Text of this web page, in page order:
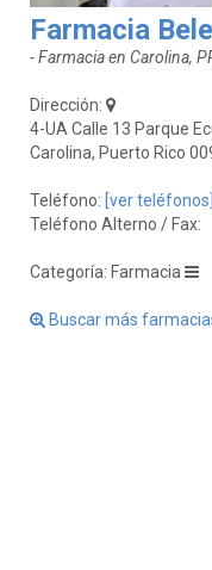
Farmacia
- Farmacia en Carolina,
Dirección:
4-UA Calle 13 Parque
Carolina, Puerto Rico
Teléfono: [ver teléfonos]
Teléfono Alterno / Fax:
Categoría: Farmacia
Buscar más